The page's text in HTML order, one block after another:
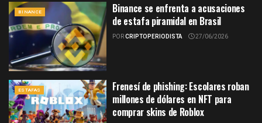
BINANCE
Binance se enfrenta a acusaciones
de estafa piramidal en Brasil
PORCRIPTOPERIODISTA 27/06/2026
ESTAFAS
Frenesí de phishing: Escolares roban
millones de dólares en NFT para
comprar skins de Roblox